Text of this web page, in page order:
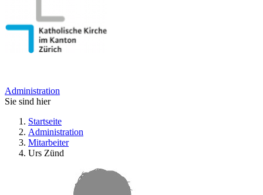
Administration
Sie sind hier
Startseite
Administration
Mitarbeiter
Urs Zünd